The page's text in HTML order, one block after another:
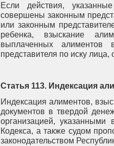
Если действия,
совершены законным
или законным
ребенка, взыскание
выплаченных алиментов
представителя по иску
Статья 113. Индексация
Индексация алиментов,
документов в твердой
организацией, указанными
Кодекса, а также судом
законодательством